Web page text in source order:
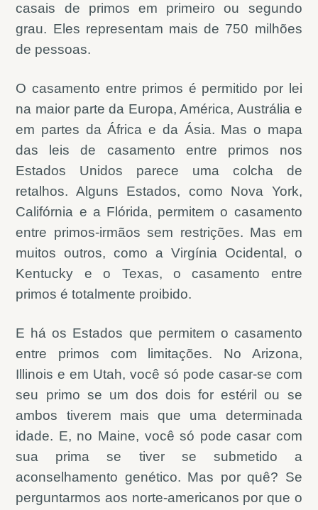
casais de primos em primeiro ou segundo
grau. Eles representam mais de 750 milhões
de pessoas.
O casamento entre primos é permitido por lei
na maior parte da Europa, América, Austrália e
em partes da África e da Ásia. Mas o mapa
das leis de casamento entre primos nos
Estados Unidos parece uma colcha de
retalhos. Alguns Estados, como Nova York,
Califórnia e a Flórida, permitem o casamento
entre primos-irmãos sem restrições. Mas em
muitos outros, como a Virgínia Ocidental, o
Kentucky e o Texas, o casamento entre
primos é totalmente proibido.
E há os Estados que permitem o casamento
entre primos com limitações. No Arizona,
Illinois e em Utah, você só pode casar-se com
seu primo se um dos dois for estéril ou se
ambos tiverem mais que uma determinada
idade. E, no Maine, você só pode casar com
sua prima se tiver se submetido a
aconselhamento genético. Mas por quê? Se
perguntarmos aos norte-americanos por que o